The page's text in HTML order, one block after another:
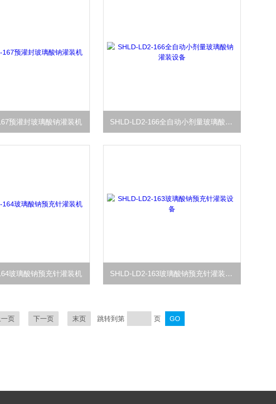
预灌封玻璃酸钠灌装机 SHLD-LD2-166全自动小剂量玻璃酸钠灌装设备
玻璃酸钠预充针灌装机 SHLD-LD2-163玻璃酸钠预充针灌装设备
一页 下一页 末页 跳转到第 页